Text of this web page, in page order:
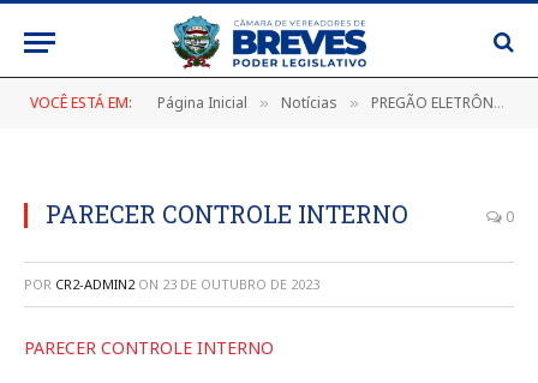
VOCÊ ESTÁ EM: Página Inicial » Notícias » PREGÃO ELETRÔNICO Nº 001/2023 (CONTRATAÇÃO DE PESSOA JURÍDICA PARA O FORNECIMENTO PARCELADO DE COMBUSTÍVEIS, GLP E OUTROS DERIVADOS DE PETRÓLEO)
PARECER CONTROLE INTERNO 0
POR CR2-ADMIN2 ON 23 DE OUTUBRO DE 2023
PARECER CONTROLE INTERNO